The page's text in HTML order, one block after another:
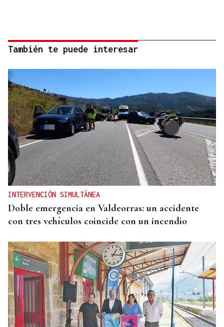
También te puede interesar
INTERVENCIÓN SIMULTÁNEA
Doble emergencia en Valdeorras: un accidente
con tres vehículos coincide con un incendio